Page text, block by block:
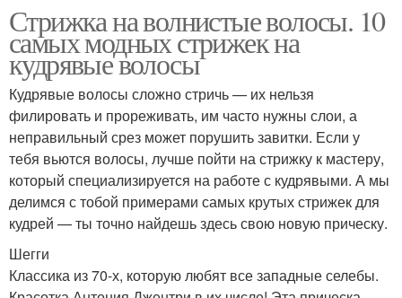
Стрижка на волнистые волосы. 10
самых модных стрижек на
кудрявые волосы
Кудрявые волосы сложно стричь — их нельзя
филировать и прореживать, им часто нужны слои, а
неправильный срез может порушить завитки. Если у
тебя вьются волосы, лучше пойти на стрижку к мастеру,
который специализируется на работе с кудрявыми. А мы
делимся с тобой примерами самых крутых стрижек для
кудрей — ты точно найдешь здесь свою новую прическу.
Шегги
Классика из 70-х, которую любят все западные селебы.